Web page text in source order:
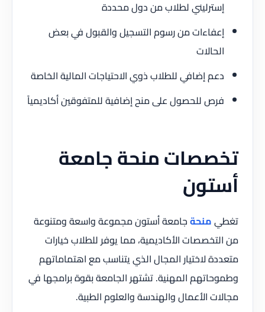
إسترليني لطلاب من دول محددة
إعفاءات من رسوم التسجيل والقبول في بعض
الحالات
دعم إضافي للطلاب ذوي الاحتياجات المالية الخاصة
فرص للحصول على منح إضافية للمتفوقين أكاديمياً
تخصصات منحة جامعة
أستون
تغطيمنحةجامعة أستون مجموعة واسعة ومتنوعة
من التخصصات الأكاديمية، مما يوفر للطلاب خيارات
متعددة لاختيار المجال الذي يتناسب مع اهتماماتهم
وطموحاتهم المهنية. تشتهر الجامعة بقوة برامجها في
مجالات الأعمال والهندسة والعلوم الطبية.